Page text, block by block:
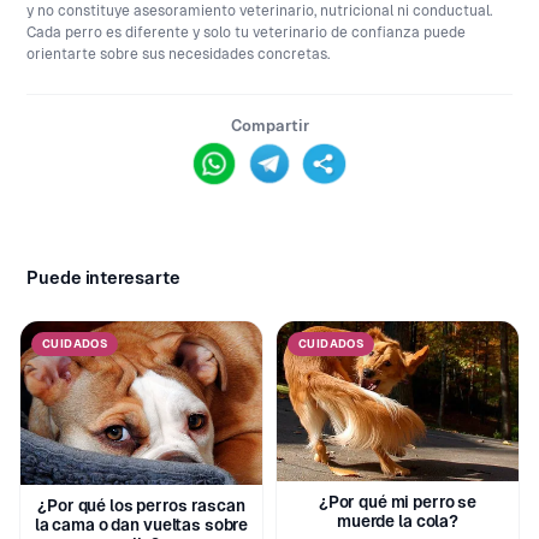
y no constituye asesoramiento veterinario, nutricional ni conductual.
Cada perro es diferente y solo tu veterinario de confianza puede
orientarte sobre sus necesidades concretas.
Compartir
Puede interesarte
CUIDADOS
¿Por qué los perros rascan
la cama o dan vueltas sobre
CUIDADOS
¿Por qué mi perro se
muerde la cola?